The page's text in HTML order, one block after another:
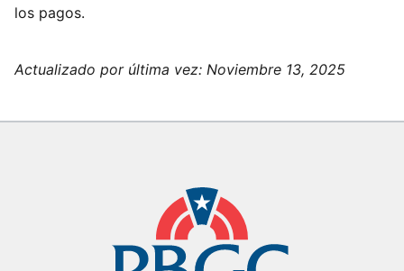
los pagos.
Actualizado por última vez: Noviembre 13, 2025